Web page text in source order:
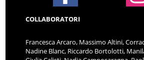
COLLABORATORI
Francesca Arcaro, Massimo Altini,
Nadine Blanc, Riccardo Bortolotti,